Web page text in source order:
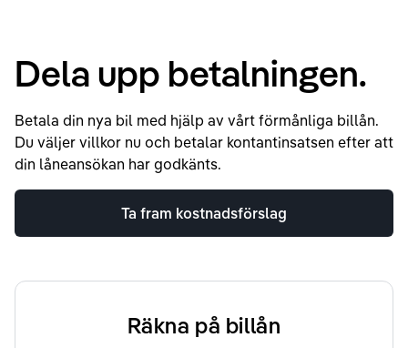
Dela upp betalningen.
Betala din nya bil med hjälp av vårt förmånliga billån.
Du väljer villkor nu och betalar kontantinsatsen efter att
din låneansökan har godkänts.
Ta fram kostnadsförslag
Räkna på billån